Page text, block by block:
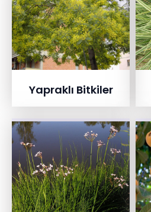
Yapraklı Bitkiler